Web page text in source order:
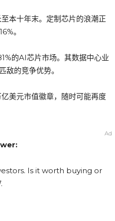
本十年末。定制芯片的浪潮正
。
的AI芯片市场。其数据中心业
的竞争优势。
美元市值徽章，随时可能再度
Ad
Is it worth buying or